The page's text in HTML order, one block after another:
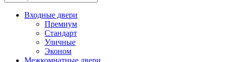
Входные двери
Премиум
Стандарт
Уличные
Эконом
Межкомнатные двери